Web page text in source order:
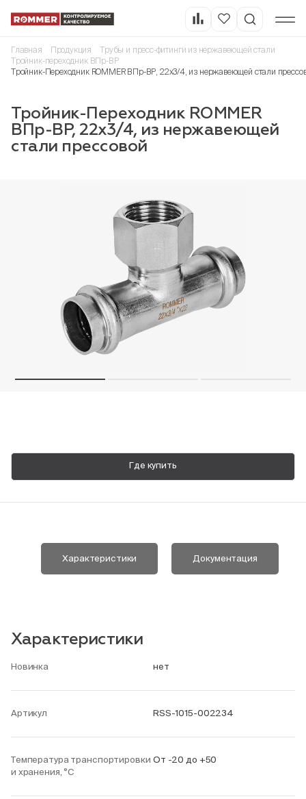
Главная Продукция
Трубы и пресс-фитинги из нержавеющей стали
Тройник-переходник ВПр-ВР
Тройник-Переходник ROMMER ВПр-ВР, 22х3/4, из нержавеющей стали
Тройник-Переходник ROMMER
ВПр-ВР, 22х3/4, из нержавеющей
стали прессовой
Где купить
Характеристики Документация
Характеристики
Новинка нет
Артикул RSS-1015-002234
Температура транспортировки
и хранения, °С
От -20 до +50